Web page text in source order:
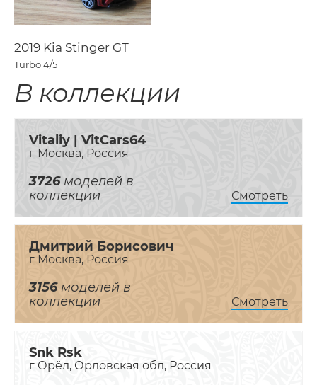
2019 Kia Stinger GT
Turbo4/5
В коллекции
Vitaliy | VitCars64
г Москва, Россия
3726моделей в
коллекции
Смотреть
Дмитрий Борисович
г Москва, Россия
3156моделей в
коллекции
Смотреть
Snk Rsk
г Орёл, Орловская обл, Россия